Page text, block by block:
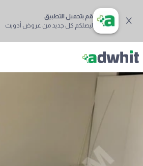
قم بتحميل التطبيق
ليصلكم كل جديد من عروض أدويت